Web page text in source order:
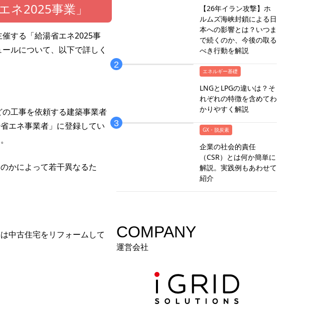
ネ2025事業」
する「給湯省エネ2025事
ルについて、以下で詳しく
工事を依頼する建築事業者
エネ事業者」に登録してい
かによって若干異なるた
中古住宅をリフォームして
【26年イラン攻撃】ホ
ルムズ海峡封鎖による日
本への影響とは？いつま
で続くのか、今後の取る
べき行動を解説
エネルギー基礎
LNGとLPGの違いは？そ
れぞれの特徴を含めてわ
かりやすく解説
GX・脱炭素
企業の社会的責任
（CSR）とは何か簡単に
解説。実践例もあわせて
紹介
COMPANY
運営会社